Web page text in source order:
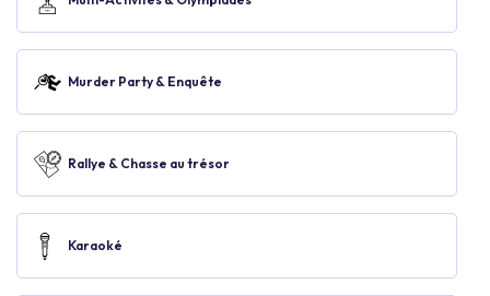
Murder Party & Enquête
Rallye & Chasse au trésor
Karaoké